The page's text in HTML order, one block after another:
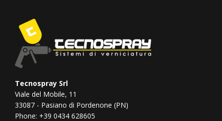
Tecnospray Srl
Viale del Mobile, 11
33087 - Pasiano di Pordenone (PN)
Phone: +39 0434 628605